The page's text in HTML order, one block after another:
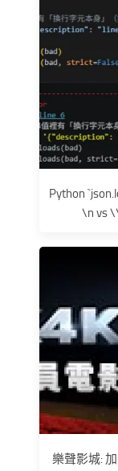
Python
\n vs
樂聲影城: